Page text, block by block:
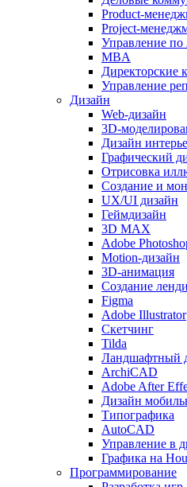
Product-
Project-
Управление
MBA
Директорские
Управление
Дизайн
Web-дизайн
3D-
Дизайн
Графический
Отрисовка
Создание и
UX/UI дизайн
Геймдизайн
3D MAX
Adobe
Motion-дизайн
3D-анимация
Создание
Figma
Adobe Illustrator
Скетчинг
Tilda
Ландшафтный
ArchiCAD
Adobe After
Дизайн
Типографика
AutoCAD
Управление в
Графика на
Программирование